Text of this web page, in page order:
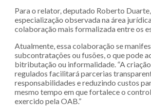
Para o relator, deputado Roberto
especialização observada na área
colaboração mais formalizada entre os
Atualmente, essa colaboração se
subcontratações ou fusões, o que pode
bitributação ou informalidade. “A
regulados facilitará parcerias
responsabilidades e reduzindo custos
mesmo tempo em que fortalece o
exercido pela OAB.”